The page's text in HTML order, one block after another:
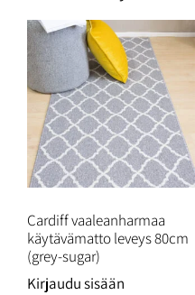
Cardiff vaaleanharmaa
käytävämatto leveys 80cm
(grey-sugar)
Kirjaudu sisään